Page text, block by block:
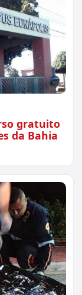
gratuito
da Bahia